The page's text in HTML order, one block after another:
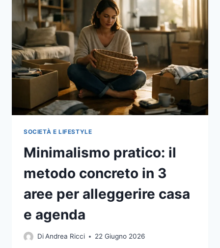
COREA,
GUERRA
FREDDA
E
ASIA
ORIENTALE
SOCIETÀ E LIFESTYLE
Minimalismo pratico: il
metodo concreto in 3
aree per alleggerire casa
e agenda
DiAndrea Ricci 22 Giugno 2026